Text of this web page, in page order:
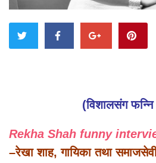
(विशालसंग फन्नि
Rekha Shah funny
–रेखा शाह, गायिका तथा